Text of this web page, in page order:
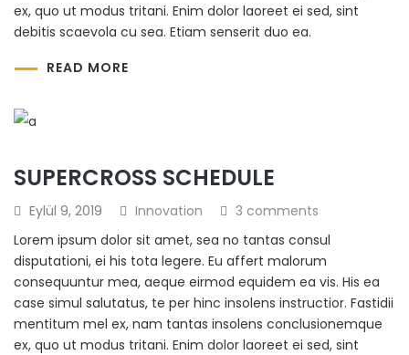
ex, quo ut modus tritani. Enim dolor laoreet ei sed, sint
debitis scaevola cu sea. Etiam senserit duo ea.
READ MORE
SUPERCROSS SCHEDULE
Eylül 9, 2019 Innovation
3 comments
Lorem ipsum dolor sit amet, sea no tantas consul
disputationi, ei his tota legere. Eu affert malorum
consequuntur mea, aeque eirmod equidem ea vis. His ea
case simul salutatus, te per hinc insolens instructior. Fastidii
mentitum mel ex, nam tantas insolens conclusionemque
ex, quo ut modus tritani. Enim dolor laoreet ei sed, sint